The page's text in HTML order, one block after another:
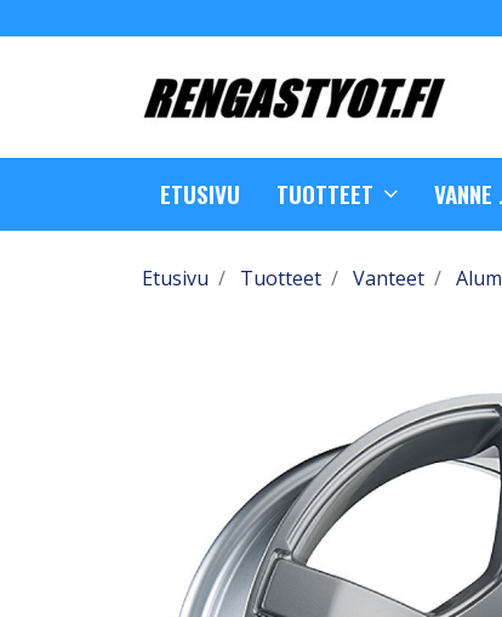
ETUSIVU TUOTTEET
Etusivu Tuotteet Vanteet